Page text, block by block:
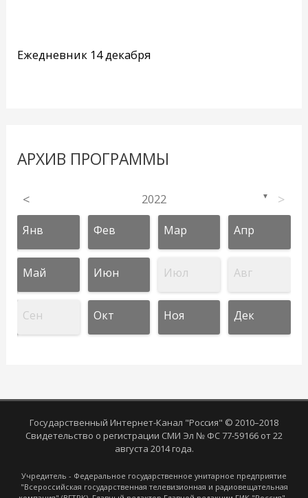
Ежедневник 14 декабря
АРХИВ ПРОГРАММЫ
< 2022 ▼ >
Янв Фев Мар Апр
Май Июн Июл Авг
Сен Окт Ноя Дек
Государственный Интернет-Канал "Россия" © 2010–2018
Свидетельство о регистрации СМИ Эл № ФС 77-59166 от 22
августа 2014 года.
Учредитель - Федеральное государственное унитарное предприятие
"Всероссийская государственная телевизионная и радиовещательная